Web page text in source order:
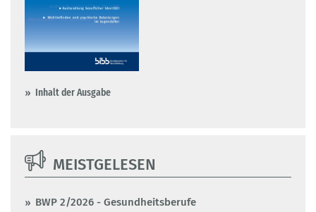
Inhalt der Ausgabe
MEISTGELESEN
BWP 2/2026 - Gesundheitsberufe